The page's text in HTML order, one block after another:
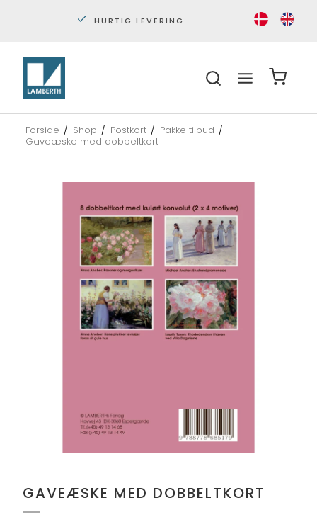
PERSONLIG KUNDESERVICE
Forside / Shop / Postkort / Pakke tilbud /
Gaveæske med dobbeltkort
GAVEÆSKE MED DOBBELTKORT